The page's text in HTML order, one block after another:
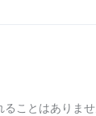
ことはありませ